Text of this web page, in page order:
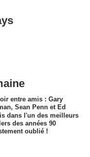
entre amis : Gary
Sean Penn et Ed
dans l'un des meilleurs
des années 90
oublié !